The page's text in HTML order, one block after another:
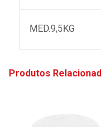
MED.9,5KG
Produtos